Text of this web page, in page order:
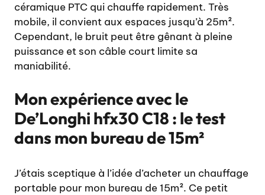
céramique PTC qui chauffe rapidement. Très
mobile, il convient aux espaces jusqu’à 25m².
Cependant, le bruit peut être gênant à pleine
puissance et son câble court limite sa
maniabilité.
Mon expérience avec le
De’Longhi hfx30 C18 : le test
dans mon bureau de 15m²
J’étais sceptique à l’idée d’acheter un chauffage
portable pour mon bureau de 15m². Ce petit